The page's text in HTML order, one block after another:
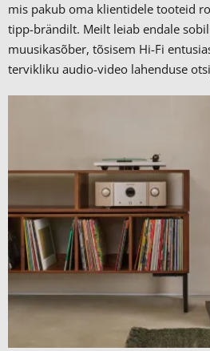
mis pakub oma klientidele tooteid
tipp-brändilt. Meilt leiab endale
muusikasõber, tõsisem Hi-Fi
tervikliku audio-video lahenduse